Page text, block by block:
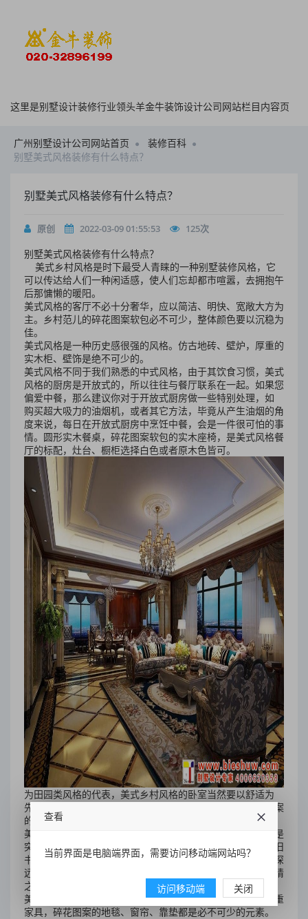
这里是别墅设计装修行业领头羊金牛装饰设计公司网站栏目内容页
广州别墅设计公司网站首页
装修百科
别墅美式风格装修有什么特点？
别墅美式风格装修有什么特点？
原创 2022-03-09 01:55:53 125次
别墅美式风格装修有什么特点？
美式乡村风格是时下最受人青睐的一种别墅装修风格，它
可以传达给人们一种闲适感，使人们忘却都市喧嚣，去拥抱午
后那慵懒的暖阳。
美式风格的客厅不必十分奢华，应以简洁、明快、宽敞大方为
主。乡村范儿的碎花图案软包必不可少，整体颜色要以沉稳为
佳。
美式风格是一种历史感很强的风格。仿古地砖、壁炉，厚重的
实木柜、壁饰是绝不可少的。
美式风格不同于我们熟悉的中式风格，由于其饮食习惯，美式
风格的厨房是开放式的，所以往往与餐厅联系在一起。如果您
偏爱中餐，那么建议你对于开放式厨房做一些特别处理，如
购买超大吸力的油烟机，或者其它方法，毕竟从产生油烟的角
度来说，每日在开放式厨房中烹饪中餐，会是一件很可怕的事
情。圆形实木餐桌，碎花图案软包的实木座椅，是美式风格餐
厅的标配，灶台、橱柜选择白色或者原木色皆可。
为田园类风格的代表，美式乡村风格的卧室当然要以舒适为
先。不必设置过多的灯饰，光线也要以暗黄色为主。碎花图案
的布艺装饰、地毯、靠垫非常有利于打造温馨的气氛。
美式风格的书房要以简单实用为主，硬装造型不是重点。但是
突显风格和历史感的小件配饰是非常重要的。如鹅毛笔、古旧
书籍、发黄的航海地图等。美国作为受大航海时代影响最为深
远的国家，充满航海味道的仿古装饰物永远会成为书房的点睛
之笔。
美式乡村风格力求表现舒适、闲适且复古的感觉。实木的厚重
家具，碎花图案的地毯、窗帘、靠垫都是必不可少的元素。
查看
当前界面是电脑端界面，需要访问移动端网站吗？
访问移动端 关闭